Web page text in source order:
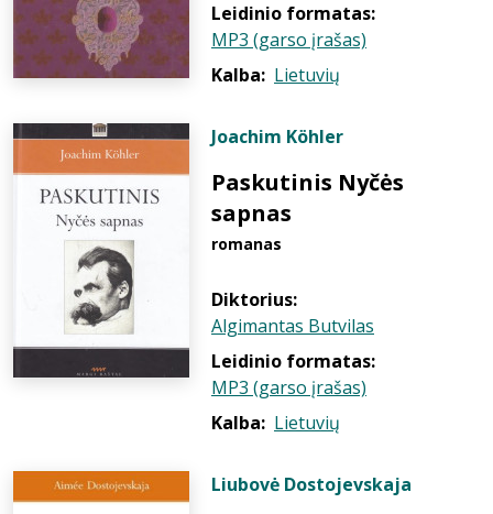
Leidinio formatas:
MP3 (garso įrašas)
Kalba: Lietuvių
Joachim Köhler
Paskutinis Nyčės
sapnas
romanas
Diktorius:
Algimantas Butvilas
Leidinio formatas:
MP3 (garso įrašas)
Kalba: Lietuvių
Liubovė Dostojevskaja